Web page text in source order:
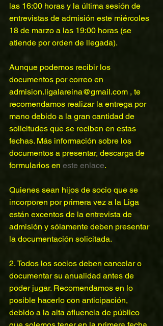
las 16:00 horas y la última sesión de
entrevistas de admisión este miércoles
18 de marzo a las 19:00 horas (se
atiende por orden de llegada).
Aunque podemos recibir los
documentos por correo en
admision.ligalareina@gmail.com , te
recomendamos realizar la entrega por
mano debido a la gran cantidad de
solicitudes que se reciben en estas
fechas. Más información sobre los
documentos a presentar, descarga de
formularios en este enlace.
Quienes sean hijos de socio que se
incorporen por primera vez a la Liga
están excentos de la entrevista de
admisión y sólamente deben presentar
la documentación solicitada.
2. Todos los socios deben cancelar o
documentar su anualidad antes de
poder jugar. Recomendamos en lo
posible hacerlo con anticipación,
debido a la alta afluencia de público